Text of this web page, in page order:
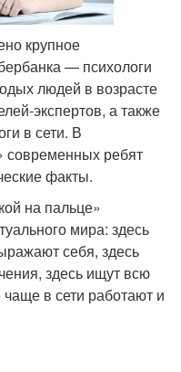
крупное
— психологи
людей в возрасте
экспертов, а также
в сети. В
современных ребят
факты.
на пальце»
мира: здесь
себя, здесь
здесь ищут всю
в сети работают и